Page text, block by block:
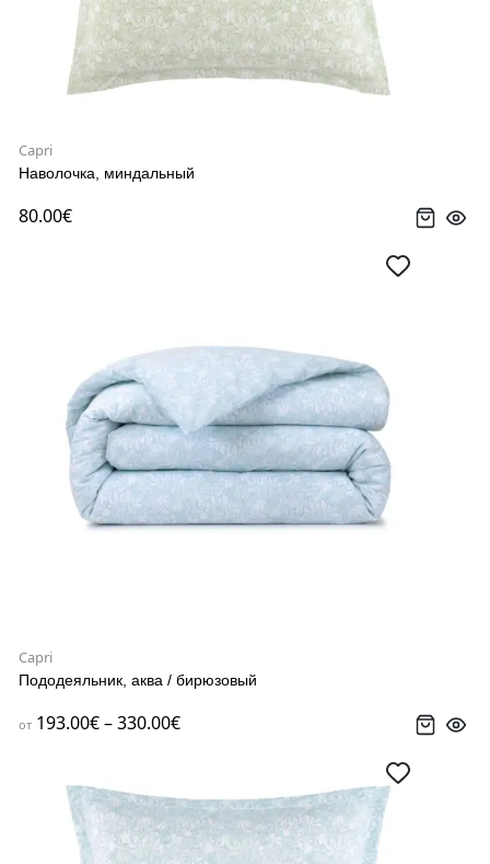
Capri
Наволочка, миндальный
80.00€
Capri
Пододеяльник, аква / бирюзовый
от 193.00€ – 330.00€